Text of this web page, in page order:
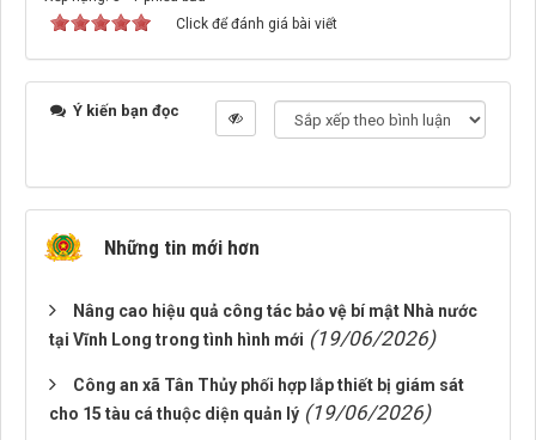
Click để đánh giá bài viết
Ý kiến bạn đọc
Những tin mới hơn
Nâng cao hiệu quả công tác bảo vệ bí mật Nhà nước
tại Vĩnh Long trong tình hình mới (19/06/2026)
Công an xã Tân Thủy phối hợp lắp thiết bị giám sát
cho 15 tàu cá thuộc diện quản lý (19/06/2026)